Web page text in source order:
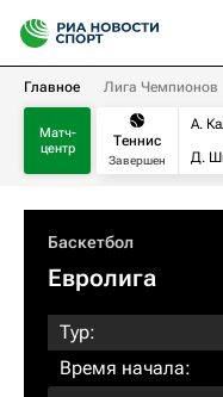
Главное Лига Чемпионов
Матч-
центр
Теннис
Завершен
А.
Д.
Баскетбол
Евролига
Тур:
Время начала: